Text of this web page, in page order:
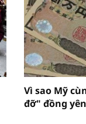
Vì sao Mỹ
đỡ" đồng